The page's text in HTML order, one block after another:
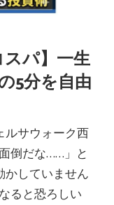
スパ】一生
5分を自由
ルサウォーク西
倒だな……」と
かしていません
ると恐ろしい